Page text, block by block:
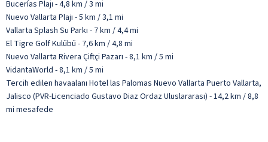
Bucerías Plajı - 4,8 km / 3 mi
Nuevo Vallarta Plajı - 5 km / 3,1 mi
Vallarta Splash Su Parkı - 7 km / 4,4 mi
El Tigre Golf Kulübü - 7,6 km / 4,8 mi
Nuevo Vallarta Rivera Çiftçi Pazarı - 8,1 km / 5 mi
VidantaWorld - 8,1 km / 5 mi
Tercih edilen havaalanı Hotel las Palomas Nuevo Vallarta Puerto Vallarta,
Jalisco (PVR-Licenciado Gustavo Diaz Ordaz Uluslararası) - 14,2 km / 8,8
mi mesafede